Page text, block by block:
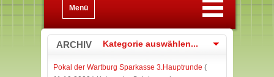
Menü
ARCHIV Kategorie auswählen...
Pokal der Wartburg Sparkasse 3.Hauptrunde (